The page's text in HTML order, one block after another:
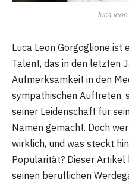
luca
Luca Leon Gorgoglione ist
Talent, das in den letzten
Aufmerksamkeit in den
sympathischen Auftreten,
seiner Leidenschaft für
Namen gemacht. Doch
wirklich, und was steckt
Popularität? Dieser
seinen beruflichen